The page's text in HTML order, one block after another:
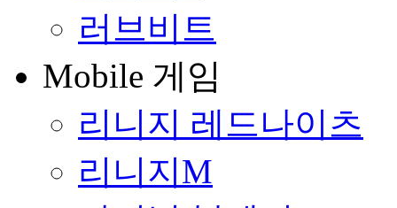
러브비트
Mobile 게임
리니지 레드나이츠
리니지M